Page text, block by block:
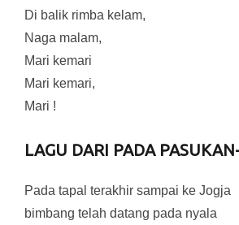
Di balik rimba kelam,
Naga malam,
Mari kemari
Mari kemari,
Mari !
LAGU DARI PADA
Pada tapal terakhir sampai ke Jogja
bimbang telah datang pada nyala